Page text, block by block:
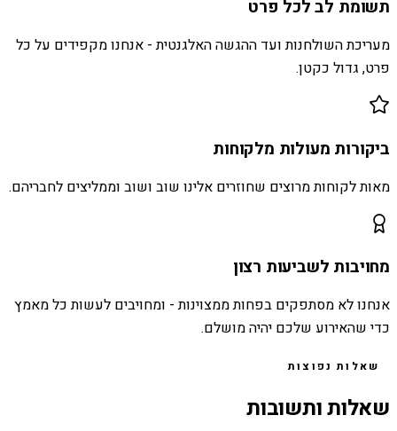
תשומת לב לכל פרט
מעריכת השולחנות ועד ההגשה האלגנטית - אנחנו מקפידים על כל
פרט, גדול כקטן.
ביקורות מעולות מלקוחות
מאות לקוחות מרוצים שחוזרים אלינו שוב ושוב וממליצים לחבריהם.
מחויבות לשביעות רצון
אנחנו לא מסתפקים בפחות ממצוינות - ומחויבים לעשות כל מאמץ
כדי שהאירוע שלכם יהיה מושלם.
שאלות נפוצות
שאלות ותשובות